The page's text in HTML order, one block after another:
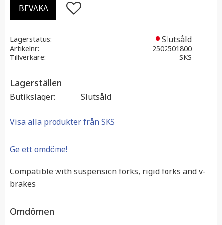
Lägg till i favoriter
BEVAKA
Lagerstatus Slutsåld
Artikelnr
2502501800
Tillverkare
SKS
Lagerställen
Butikslager Slutsåld
Visa alla produkter från SKS
Ge ett omdöme!
Compatible with suspension forks, rigid forks and v-
brakes
Omdömen